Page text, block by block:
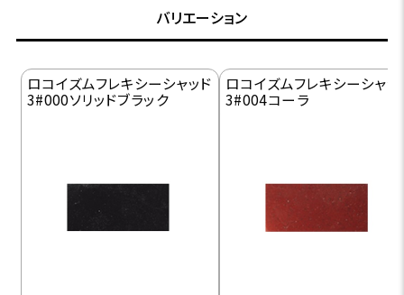
バリエーション
ロコイズムフレキシーシャッド
3#000ソリッドブラック
ロコイズムフレキシーシャッ
3#004コーラ